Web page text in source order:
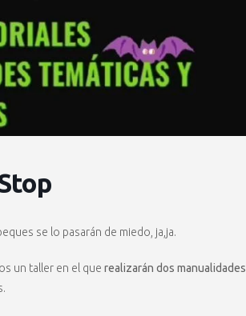
se lo pasarán de miedo, ja,ja.
un taller en el que realizarán dos manualidades